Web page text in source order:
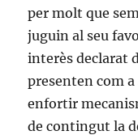
per molt que
juguin al seu
interès declarat
presenten com
enfortir
de contingut la